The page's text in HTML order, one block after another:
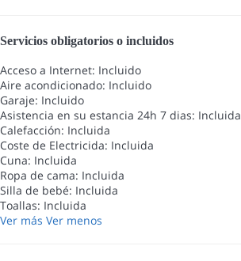
Servicios obligatorios o incluidos
Acceso a Internet: Incluido
Aire acondicionado: Incluido
Garaje: Incluido
Asistencia en su estancia 24h 7 dias: Incluida
Calefacción: Incluida
Coste de Electricida: Incluida
Cuna: Incluida
Ropa de cama: Incluida
Silla de bebé: Incluida
Toallas: Incluida
Ver más Ver menos